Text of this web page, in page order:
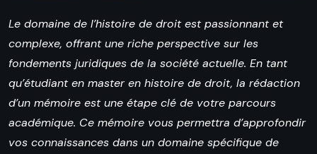
Le domaine de l’histoire de droit est passionnant et
complexe, offrant une riche perspective sur les
fondements juridiques de la société actuelle. En tant
qu’étudiant en master en histoire de droit, la rédaction
d’un mémoire est une étape clé de votre parcours
académique. Ce mémoire vous permettra d’approfondir
vos connaissances dans un domaine spécifique de